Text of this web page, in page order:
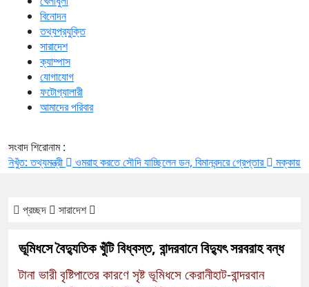
বিনোদন
তথ্যপ্রযুক্তি
সারাদেশ
ক্যাম্পাস
যোগাযোগ
ফটোগ্যালারী
আমাদের পরিবার
সংবাদ শিরোনাম :
ওমরাহ করতে সৌদি যাচ্ছিলেন ডন, বিমানবন্দরে গ্রেপ্তার মক্কায় পাক-সৌদি-
প্রচ্ছদ সারাদেশ
ভূমিধসে বৈদ্যুতিক খুঁটি বিধ্বস্ত, বান্দরবানে বিদ্যুৎ সরবরাহ বন্ধ
টানা ভারী বৃষ্টিপাতের কারণে সৃষ্ট ভূমিধসে কেরানীহাট-বান্দরবান